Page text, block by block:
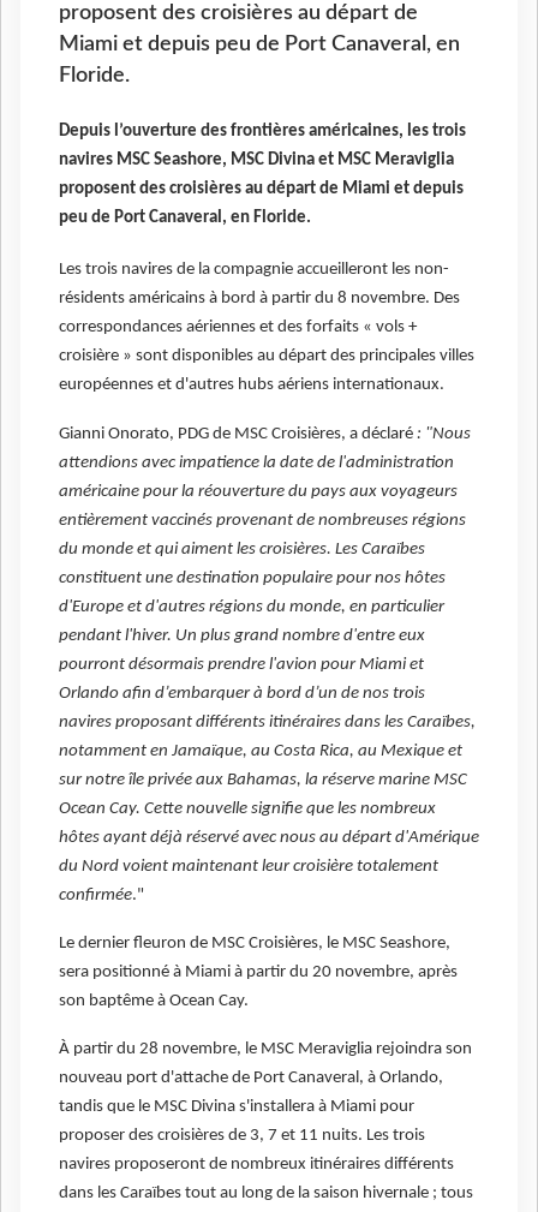
proposent des croisières au départ de
Miami et depuis peu de Port Canaveral, en
Floride.
Depuis l’ouverture des frontières américaines, les trois
navires MSC Seashore, MSC Divina et MSC Meraviglia
proposent des croisières au départ de Miami et depuis
peu de Port Canaveral, en Floride.
Les trois navires de la compagnie accueilleront les non-
résidents américains à bord à partir du 8 novembre. Des
correspondances aériennes et des forfaits « vols +
croisière » sont disponibles au départ des principales villes
européennes et d'autres hubs aériens internationaux.
Gianni Onorato, PDG de MSC Croisières, a déclaré : "Nous
attendions avec impatience la date de l'administration
américaine pour la réouverture du pays aux voyageurs
entièrement vaccinés provenant de nombreuses régions
du monde et qui aiment les croisières. Les Caraïbes
constituent une destination populaire pour nos hôtes
d'Europe et d'autres régions du monde, en particulier
pendant l'hiver. Un plus grand nombre d'entre eux
pourront désormais prendre l'avion pour Miami et
Orlando afin d’embarquer à bord d’un de nos trois
navires proposant différents itinéraires dans les Caraïbes,
notamment en Jamaïque, au Costa Rica, au Mexique et
sur notre île privée aux Bahamas, la réserve marine MSC
Ocean Cay. Cette nouvelle signifie que les nombreux
hôtes ayant déjà réservé avec nous au départ d'Amérique
du Nord voient maintenant leur croisière totalement
confirmée."
Le dernier fleuron de MSC Croisières, le MSC Seashore,
sera positionné à Miami à partir du 20 novembre, après
son baptême à Ocean Cay.
À partir du 28 novembre, le MSC Meraviglia rejoindra son
nouveau port d'attache de Port Canaveral, à Orlando,
tandis que le MSC Divina s'installera à Miami pour
proposer des croisières de 3, 7 et 11 nuits. Les trois
navires proposeront de nombreux itinéraires différents
dans les Caraïbes tout au long de la saison hivernale ; tous